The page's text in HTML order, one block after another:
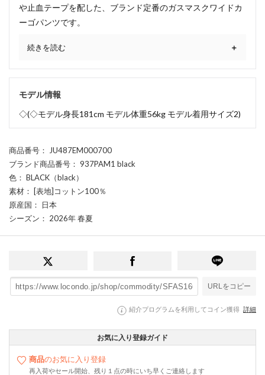
や止血テープを配した、ブランド定番のガスマスクワイドカ
ーゴパンツです。
続きを読む
モデル情報
◇(◇モデル身長181cm モデル体重56kg モデル着用サイズ2)
商品番号 ： JU487EM000700
ブランド商品番号 ： 937PAM1 black
色 ： BLACK（black）
素材 ： [表地]コットン100％
原産国 ： 日本
シーズン ： 2026年 春夏
URLをコピー
紹介プログラムを利用してコイン獲得 詳細
お気に入り登録ガイド
商品のお気に入り登録
再入荷やセール開始、残り１点の時にいち早くご連絡します